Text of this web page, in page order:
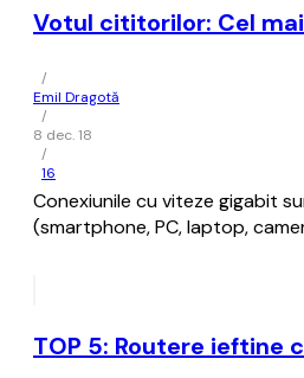
Votul cititorilor: Cel
/
Emil Dragotă
/
8 dec. 18
/
16
Conexiunile cu viteze gigabit
(smartphone, PC, laptop,
TOP 5: Routere ieftine